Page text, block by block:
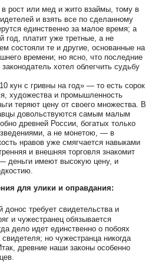
в рост или мед и жито взаймы, тому в
и взять все по сделанному
единственно за малое время; а
год, платит уже третные, а не
состояли те и другие, основанные на
времени; но ясно, что последние
хотел облегчить судьбу
кун с гривны на год» — то есть сорок
художества и промышленность
теряют цену от своего множества. В
довольствуются самым малым
древней России, богатых только
а не монетою, — в
нравов уже смягчается навыками
и внешняя торговля знакомит
деньги имеют высокую цену, и
для улики и оправдания:
донос требует свидетельства и
и чужестранец обязывается
дело идет единственно о побоях
но чужестранца никогда
древние наши законы особенно